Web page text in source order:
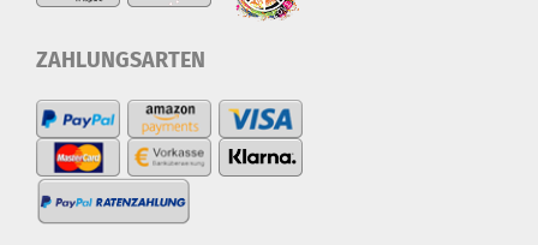
ZAHLUNGSARTEN